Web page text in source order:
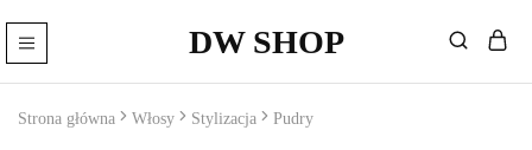
DW SHOP
Shop
Fryzjerskie
Sklep
–
Strona główna Włosy Stylizacja Pudry